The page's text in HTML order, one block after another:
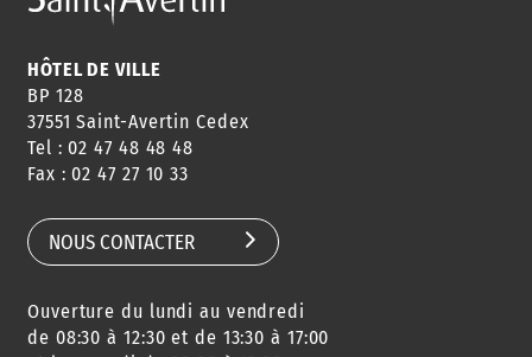
HÔTEL DE VILLE
BP 128
37551 Saint-Avertin Cedex
Tel : 02 47 48 48 48
Fax : 02 47 27 10 33
NOUS CONTACTER
Ouverture du lundi au vendredi
de 08:30 à 12:30 et de 13:30 à 17:00